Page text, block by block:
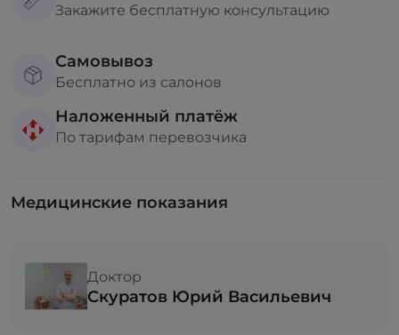
Закажите бесплатную консультацию
Самовывоз
Бесплатно из салонов
Наложенный платёж
По тарифам перевозчика
Медицинские показания
Доктор
Скуратов Юрий Васильевич